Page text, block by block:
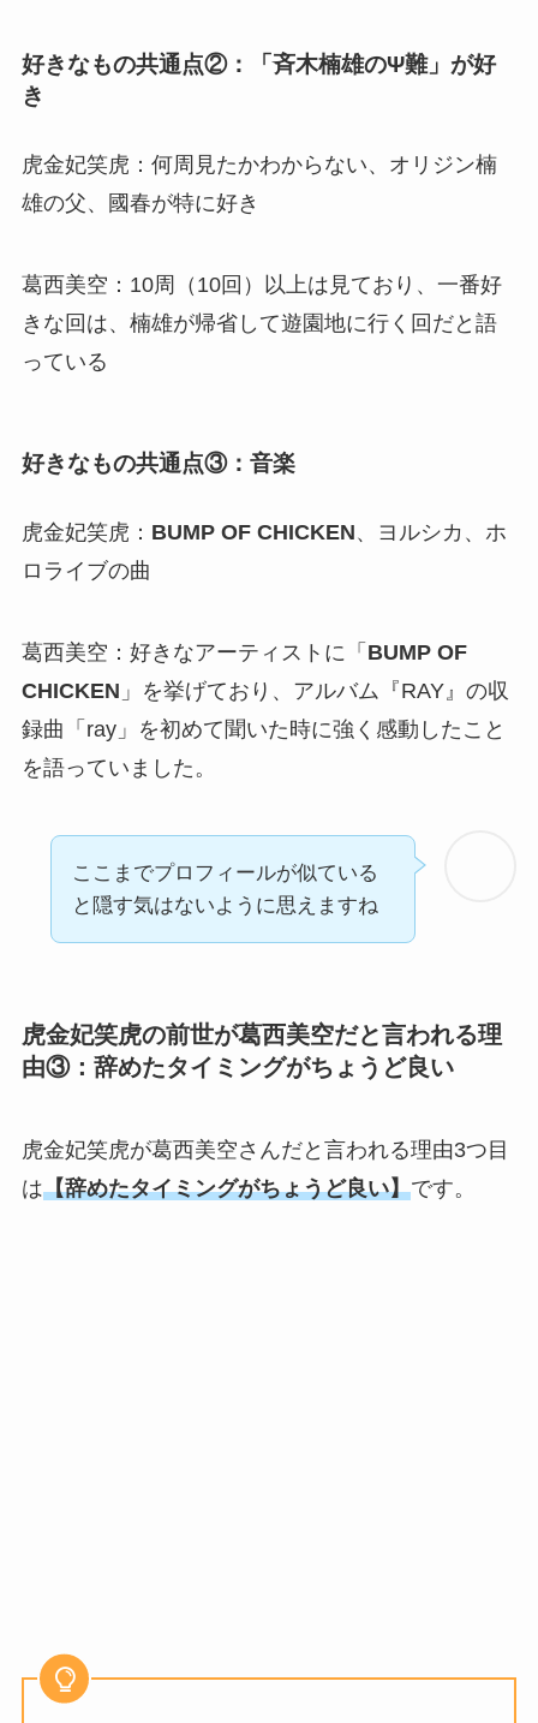
好きなもの共通点②：「斉木楠雄のΨ難」が好
き
虎金妃笑虎：何周見たかわからない、オリジン楠
雄の父、國春が特に好き
葛西美空： 10周（10回）以上は見ており、一番好
きな回は、楠雄が帰省して遊園地に行く回だと語
っている
好きなもの共通点③：音楽
虎金妃笑虎： BUMP OF CHICKEN、ヨルシカ、ホ
ロライブの曲
葛西美空： 好きなアーティストに「 BUMP OF
CHICKEN 」を挙げており、 アルバム 『RAY』の収
録曲「 ray」を初めて聞いた時に強く感動したこと
を語っていました。
ここまでプロフィールが似ている
と隠す気はないように思えますね
虎金妃笑虎の前世が葛西美空だと言われる理
由③：辞めたタイミングがちょうど良い
虎金妃笑虎が葛西美空さんだと言われる理由3つ目
は【辞めたタイミングがちょうど良い】です。